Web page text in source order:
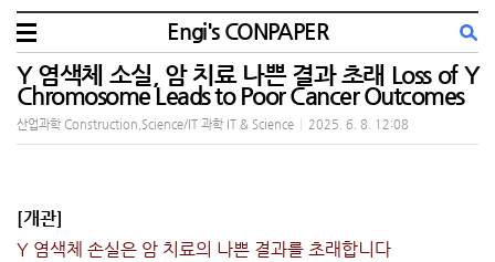
Engi's CONPAPER
Y 염색체 소실, 암 치료 나쁜 결과 초래 Loss of Y
Chromosome Leads to Poor Cancer Outcomes
산업과학 Construction,Science/IT 과학 IT & Science 2025. 6. 8. 12:08
[개관]
Y 염색체 손실은 암 치료의 나쁜 결과를 초래합니다